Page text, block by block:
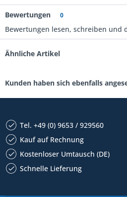
Bewertungen 0
Bewertungen lesen, schreiben und
Ähnliche Artikel
Kunden haben sich ebenfalls
Tel. +49 (0) 9653 / 929560
Kauf auf Rechnung
Kostenloser Umtausch (DE)
Schnelle Lieferung